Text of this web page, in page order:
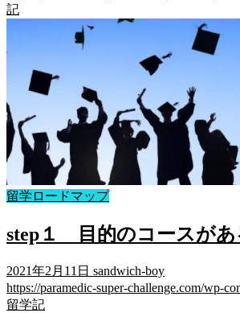
記
留学ロードマップ
step１ 目的のコースがあ
2021年2月11日 sandwich-boy
https://paramedic-super-challenge.com/wp-
留学記